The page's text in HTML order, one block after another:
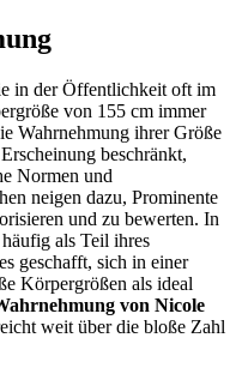
in der Öffentlichkeit oft im
von 155 cm immer
Wahrnehmung ihrer Größe
beschränkt,
Normen und
neigen dazu, Prominente
und zu bewerten. In
als Teil ihres
geschafft, sich in einer
Körpergrößen als ideal
von Nicole
weit über die bloße Zahl